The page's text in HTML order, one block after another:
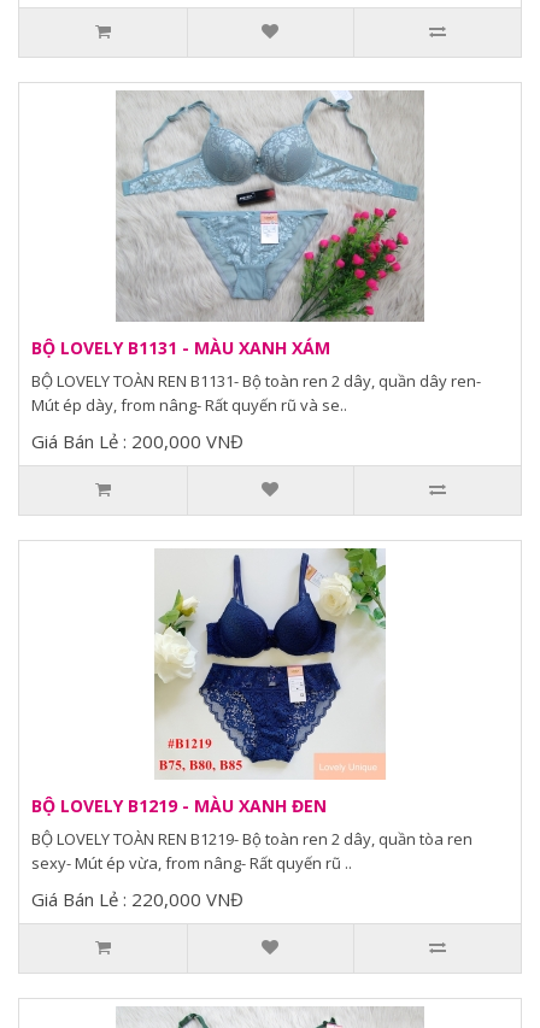
BỘ LOVELY B1131 - MÀU XANH XÁM
BỘ LOVELY TOÀN REN B1131- Bộ toàn ren 2 dây, quần dây ren-
Mút ép dày, from nâng- Rất quyến rũ và se..
Giá Bán Lẻ : 200,000 VNĐ
BỘ LOVELY B1219 - MÀU XANH ĐEN
BỘ LOVELY TOÀN REN B1219- Bộ toàn ren 2 dây, quần tòa ren
sexy- Mút ép vừa, from nâng- Rất quyến rũ ..
Giá Bán Lẻ : 220,000 VNĐ